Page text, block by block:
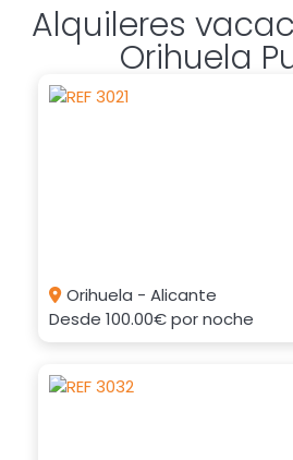
Alquileres
Orihuela
Orihuela - Alicante
Desde 100.00€por noche